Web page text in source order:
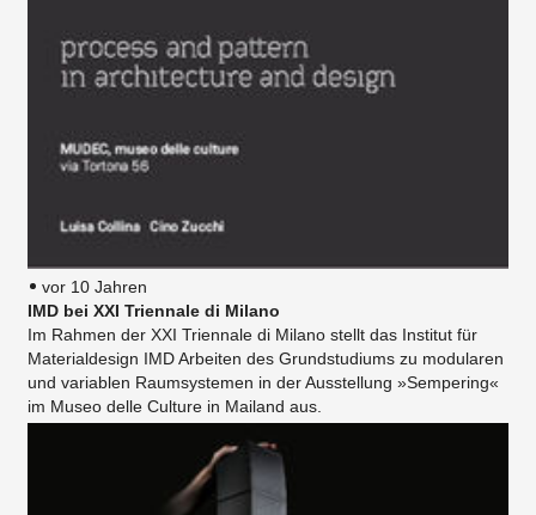
vor 10 Jahren
IMD bei XXI Triennale di Milano
Im Rahmen der XXI Triennale di Milano stellt das Institut für
Materialdesign IMD Arbeiten des Grundstudiums zu modularen
und variablen Raumsystemen in der Ausstellung »Sempering«
im Museo delle Culture in Mailand aus.